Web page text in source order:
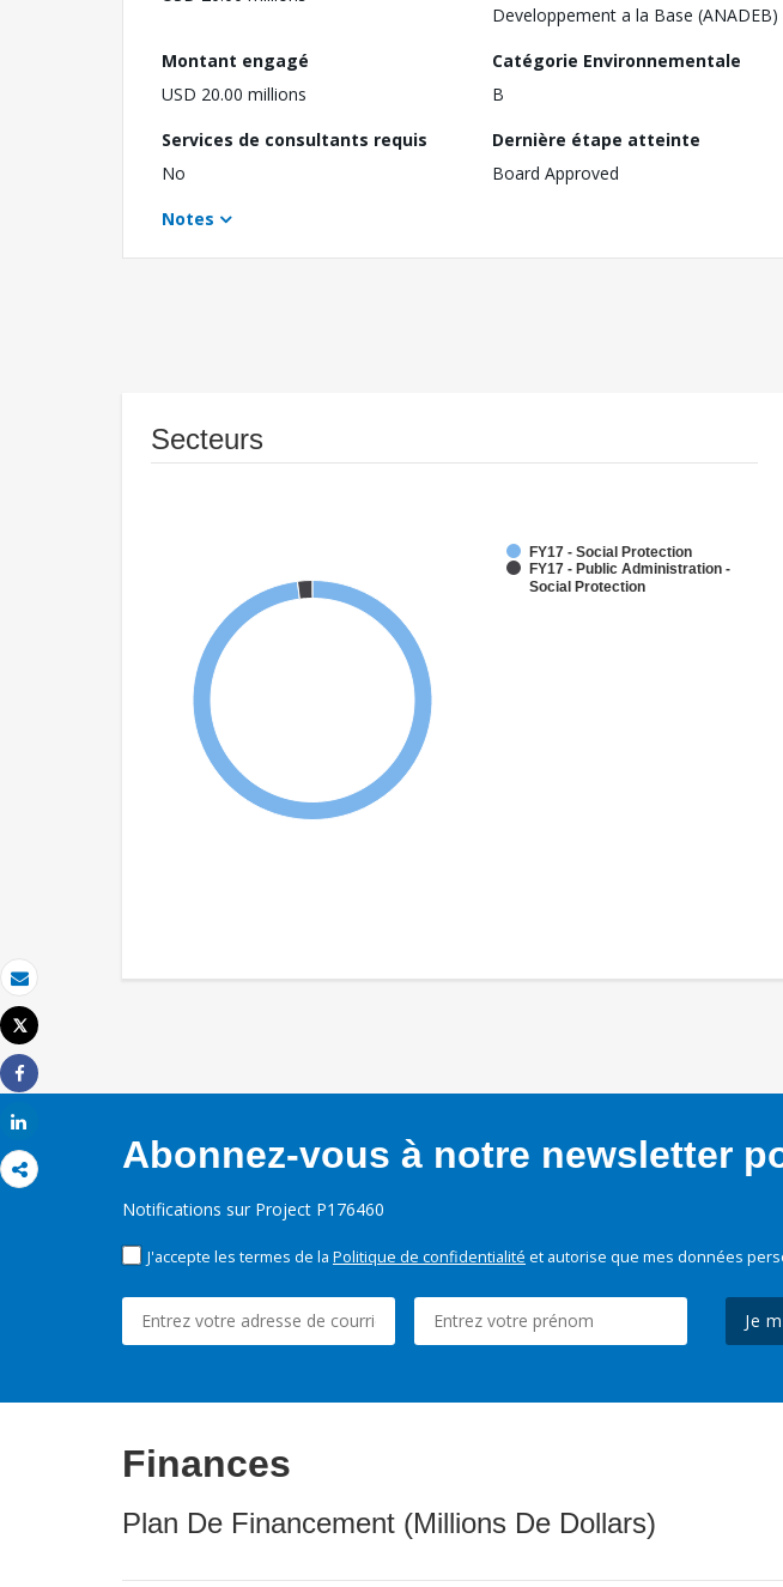
Email
Imprimer
Tweet
Share
Developpement a la Base (ANADEB)
Montant engagé
USD 20.00 millions
Catégorie Environnementale
B
Services de consultants requis
No
Dernière étape atteinte
Board Approved
Notes
Secteurs
FY17 - Social Protection
FY17 - Public Administration -
Social Protection
Abonnez-vous à notre newsletter
Notifications sur Project P176460
J'accepte les termes de la Politique de confidentialité et autorise que mes données
Je
Finances
Plan De Financement (Millions De Dollars)